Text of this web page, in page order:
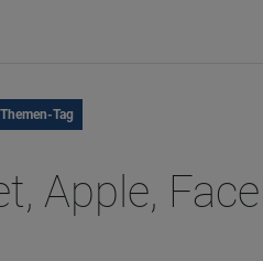
Themen-Tag
Apple,